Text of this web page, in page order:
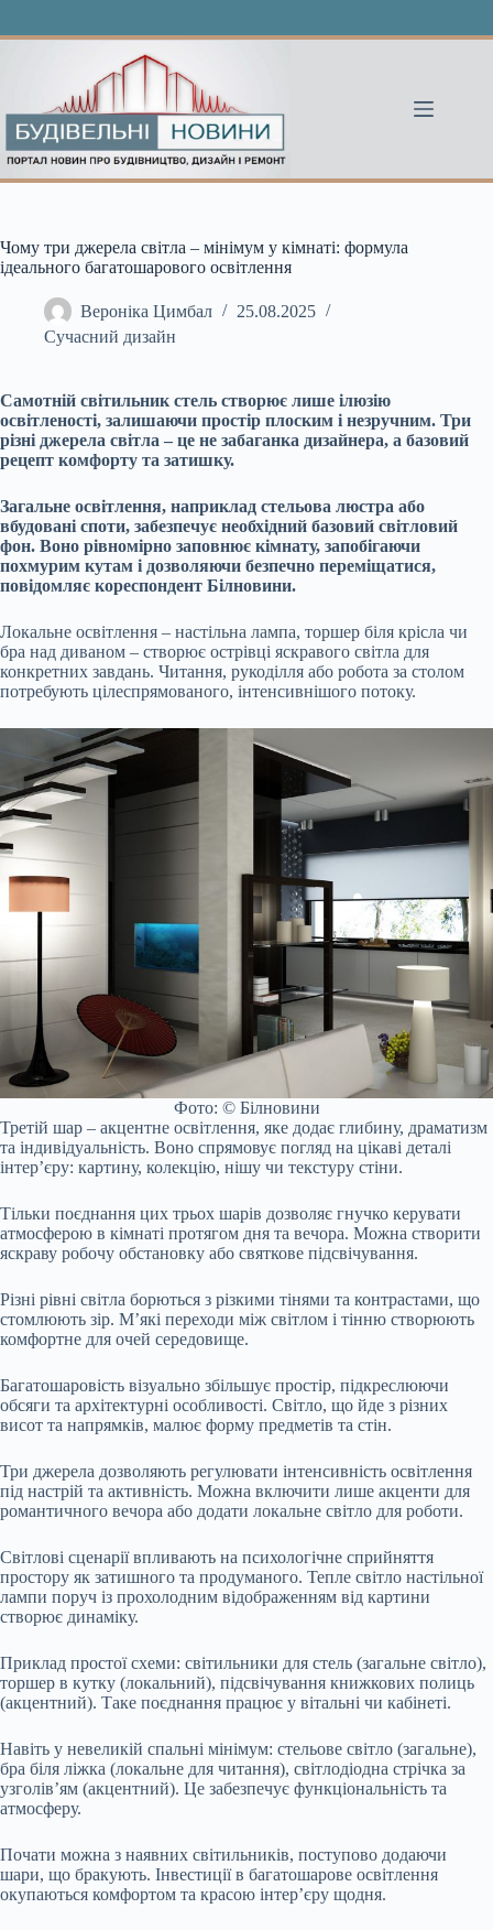
Чому три джерела світла – мінімум у кімнаті: формула
ідеального багатошарового освітлення
Вероніка Цимбал
25.08.2025
Сучасний дизайн
Самотній світильник стель створює лише ілюзію
освітленості, залишаючи простір плоским і незручним. Три
різні джерела світла – це не забаганка дизайнера, а базовий
рецепт комфорту та затишку.
Загальне освітлення, наприклад стельова люстра або
вбудовані споти, забезпечує необхідний базовий світловий
фон. Воно рівномірно заповнює кімнату, запобігаючи
похмурим кутам і дозволяючи безпечно переміщатися,
повідомляє кореспондент Білновини.
Локальне освітлення – настільна лампа, торшер біля крісла чи
бра над диваном – створює острівці яскравого світла для
конкретних завдань. Читання, рукоділля або робота за столом
потребують цілеспрямованого, інтенсивнішого потоку.
Фото: © Білновини
Третій шар – акцентне освітлення, яке додає глибину, драматизм
та індивідуальність. Воно спрямовує погляд на цікаві деталі
інтер’єру: картину, колекцію, нішу чи текстуру стіни.
Тільки поєднання цих трьох шарів дозволяє гнучко керувати
атмосферою в кімнаті протягом дня та вечора. Можна створити
яскраву робочу обстановку або святкове підсвічування.
Різні рівні світла борються з різкими тінями та контрастами, що
стомлюють зір. М’які переходи між світлом і тінню створюють
комфортне для очей середовище.
Багатошаровість візуально збільшує простір, підкреслюючи
обсяги та архітектурні особливості. Світло, що йде з різних
висот та напрямків, малює форму предметів та стін.
Три джерела дозволяють регулювати інтенсивність освітлення
під настрій та активність. Можна включити лише акценти для
романтичного вечора або додати локальне світло для роботи.
Світлові сценарії впливають на психологічне сприйняття
простору як затишного та продуманого. Тепле світло настільної
лампи поруч із прохолодним відображенням від картини
створює динаміку.
Приклад простої схеми: світильники для стель (загальне світло),
торшер в кутку (локальний), підсвічування книжкових полиць
(акцентний). Таке поєднання працює у вітальні чи кабінеті.
Навіть у невеликій спальні мінімум: стельове світло (загальне),
бра біля ліжка (локальне для читання), світлодіодна стрічка за
узголів’ям (акцентний). Це забезпечує функціональність та
атмосферу.
Почати можна з наявних світильників, поступово додаючи
шари, що бракують. Інвестиції в багатошарове освітлення
окупаються комфортом та красою інтер’єру щодня.